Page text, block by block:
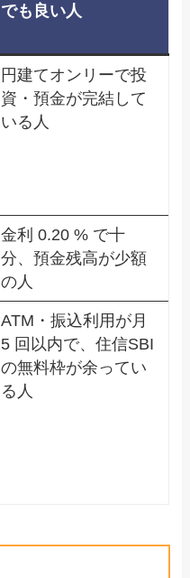
でも良い人
円建てオンリーで投
資・預金が完結して
いる人
金利 0.20 % で十
分、預金残高が少額
の人
ATM・振込利用が月
5 回以内で、住信SBI
の無料枠が余ってい
る人